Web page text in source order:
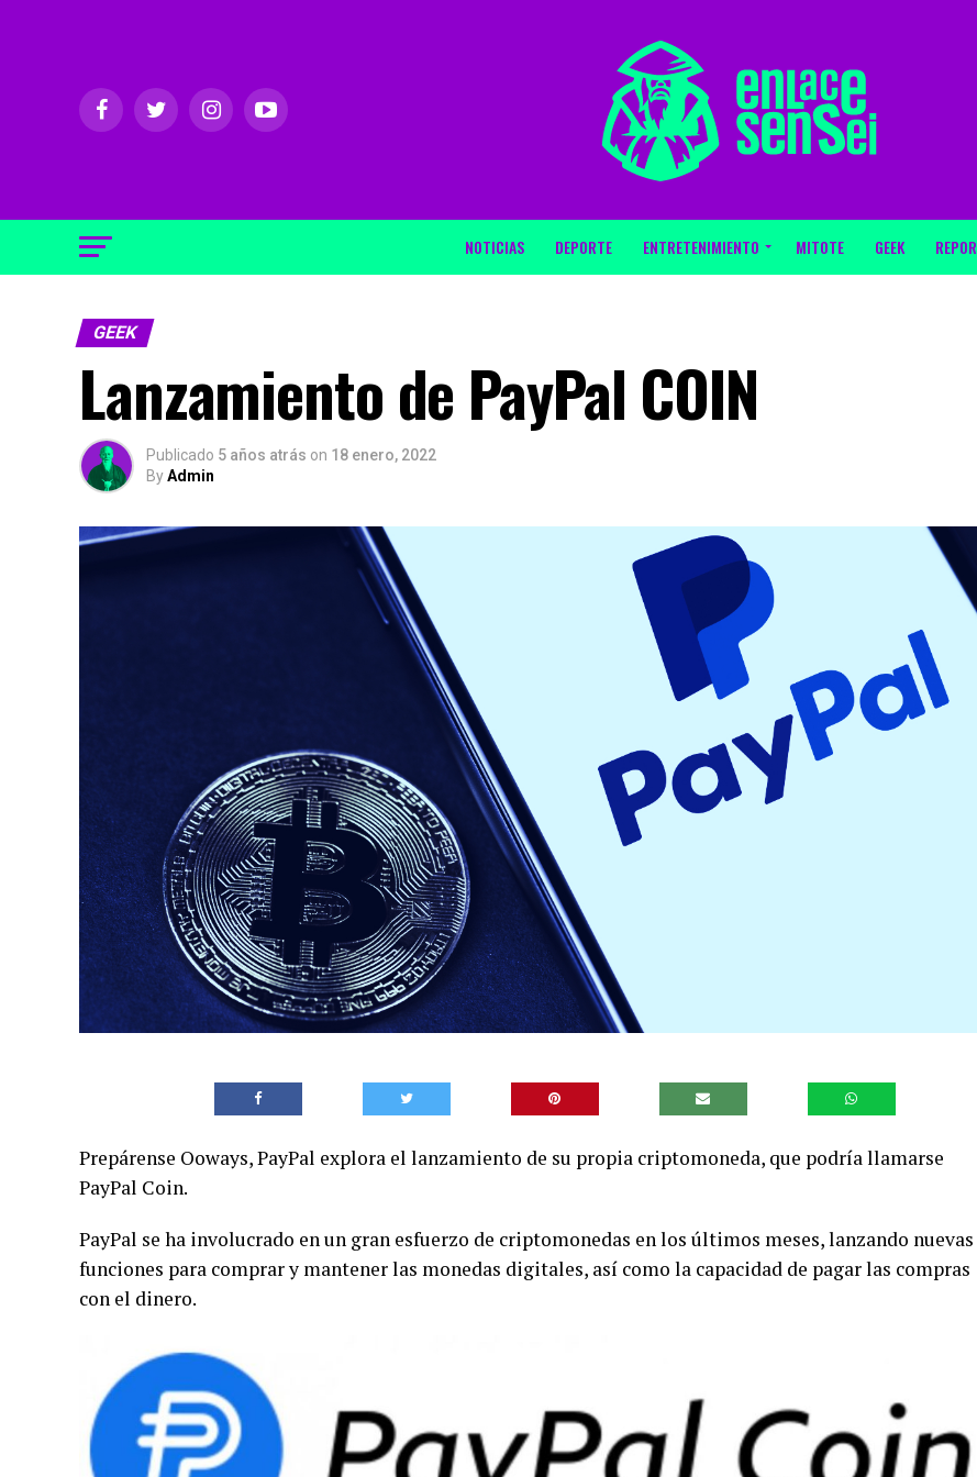
NOTICIAS DEPORTE ENTRETENIMIENTO MITOTE GEEK
GEEK
Lanzamiento de PayPal COIN
Publicado 5 años atrás on 18 enero, 2022
ByAdmin
Prepárense Ooways, PayPal explora el lanzamiento de su propia criptomoneda, que podría llamarse
PayPal Coin.
PayPal se ha involucrado en un gran esfuerzo de criptomonedas en los últimos meses, lanzando nuevas
funciones para comprar y mantener las monedas digitales, así como la capacidad de pagar las compras
con el dinero.